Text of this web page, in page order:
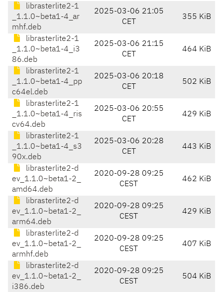
librasterlite2-1
_1.1.0~beta1-4_ar
mhf.deb
2025-03-06 21:05
CET
355 KiB
librasterlite2-1
_1.1.0~beta1-4_i3
86.deb
2025-03-06 21:15
CET
464 KiB
librasterlite2-1
_1.1.0~beta1-4_pp
c64el.deb
2025-03-06 20:18
CET
502 KiB
librasterlite2-1
_1.1.0~beta1-4_ris
cv64.deb
2025-03-06 20:55
CET
429 KiB
librasterlite2-1
_1.1.0~beta1-4_s3
90x.deb
2025-03-06 20:28
CET
443 KiB
librasterlite2-d
ev_1.1.0~beta1-2_
amd64.deb
2020-09-28 09:25
CEST
462 KiB
librasterlite2-d
ev_1.1.0~beta1-2_
arm64.deb
2020-09-28 09:25
CEST
429 KiB
librasterlite2-d
ev_1.1.0~beta1-2_
armhf.deb
2020-09-28 09:25
CEST
407 KiB
librasterlite2-d
ev_1.1.0~beta1-2_
i386.deb
2020-09-28 09:25
CEST
504 KiB